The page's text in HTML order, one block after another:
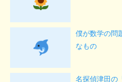
僕が数学の問
なもの
名探偵津田の